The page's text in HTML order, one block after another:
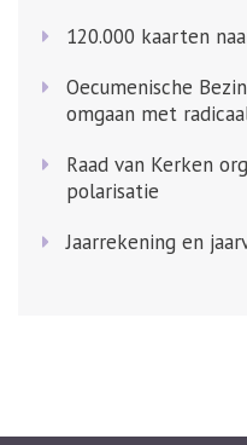
120.000 kaarten
Oecumenische
omgaan met
Raad van Kerken
polarisatie
Jaarrekening en